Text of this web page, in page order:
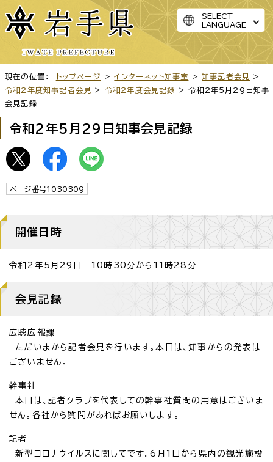
SELECT
LANGUAGE
現在の位置： トップページ >インターネット知事室 >知事記者会見
>
令和2年度知事記者会見
> 令和2年度会見記録
> 令和2年5月29日知事
会見記録
令和2年5月29日知事会見記録
ページ番号1030309
開催日時
令和2年5月29日 10時30分から11時28分
会見記録
広聴広報課
ただいまから記者会見を行います。本日は、知事からの発表は
ございません。
幹事社
本日は、記者クラブを代表しての幹事社質問の用意はございま
せん。各社から質問があればお願いします。
記者
新型コロナウイルスに関してです。6月1日から県内の観光施設